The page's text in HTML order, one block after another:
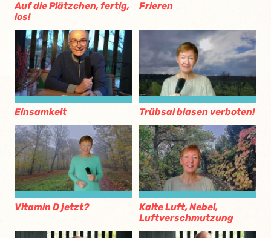
Auf die Plätzchen, fertig,
los!
Frieren
Einsamkeit Trübsal blasen verboten!
Vitamin D jetzt?
Kalte Luft, Nebel,
Luftverschmutzung